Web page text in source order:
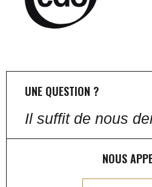
UNE QUESTION ?
Il suffit de nous
NOUS